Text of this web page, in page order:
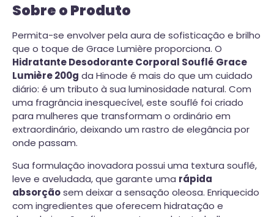
Sobre o Produto
Permita-se envolver pela aura de sofisticação e brilho
que o toque de Grace Lumière proporciona. O
Hidratante Desodorante Corporal Souflé Grace
Lumière 200g da Hinode é mais do que um cuidado
diário: é um tributo à sua luminosidade natural. Com
uma fragrância inesquecível, este souflé foi criado
para mulheres que transformam o ordinário em
extraordinário, deixando um rastro de elegância por
onde passam.
Sua formulação inovadora possui uma textura souflé,
leve e aveludada, que garante uma rápida
absorçãosem deixar a sensação oleosa. Enriquecido
com ingredientes que oferecem hidratação e